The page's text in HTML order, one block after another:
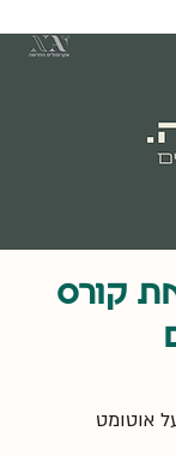
קורס
אוטומט